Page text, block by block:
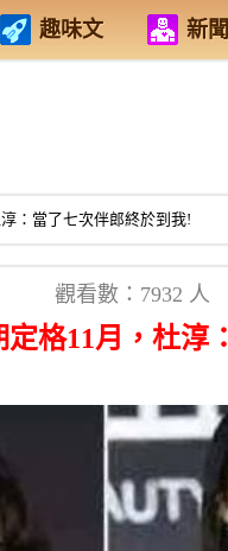
趣味文 新聞
：當了七次伴郎終於到我!
觀看數：7932 人
格11月，杜淳